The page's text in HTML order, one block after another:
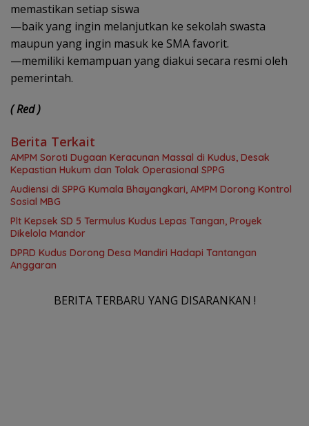
memastikan setiap siswa
—baik yang ingin melanjutkan ke sekolah swasta
maupun yang ingin masuk ke SMA favorit.
—memiliki kemampuan yang diakui secara resmi oleh
pemerintah.
( Red )
Berita Terkait
AMPM Soroti Dugaan Keracunan Massal di Kudus, Desak
Kepastian Hukum dan Tolak Operasional SPPG
Audiensi di SPPG Kumala Bhayangkari, AMPM Dorong Kontrol
Sosial MBG
Plt Kepsek SD 5 Termulus Kudus Lepas Tangan, Proyek
Dikelola Mandor
DPRD Kudus Dorong Desa Mandiri Hadapi Tantangan
Anggaran
BERITA TERBARU YANG DISARANKAN !